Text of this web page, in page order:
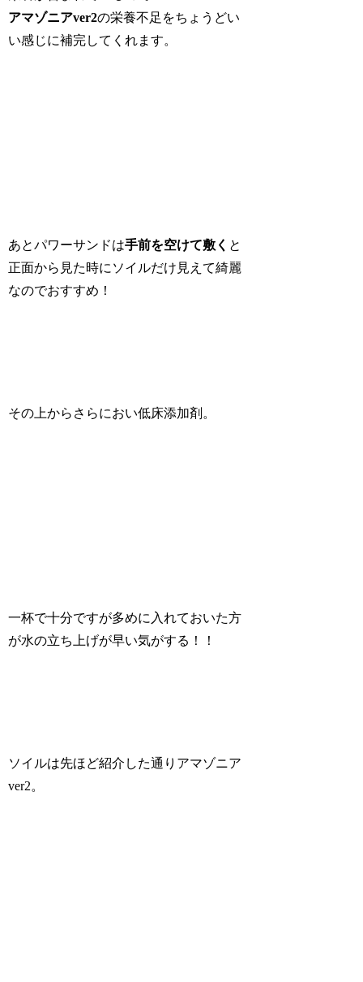
アマゾニアver2の栄養不足をちょうどい
い感じに補完してくれます。
あとパワーサンドは手前を空けて敷く と
正面から見た時にソイルだけ見えて綺麗
なのでおすすめ！
その上からさらにおい低床添加剤。
一杯で十分ですが多めに入れておいた方
が水の立ち上げが早い気がする！！
ソイルは先ほど紹介した通りアマゾニア
ver2。